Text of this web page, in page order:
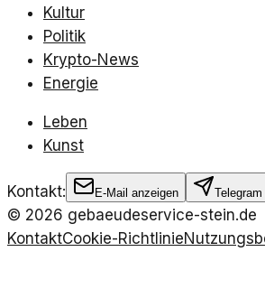
Kultur
Politik
Krypto-News
Energie
Leben
Kunst
Kontakt: E-Mail anzeigen
© 2026 gebaeudeservice-stein.de
KontaktCookie-Richtlinie